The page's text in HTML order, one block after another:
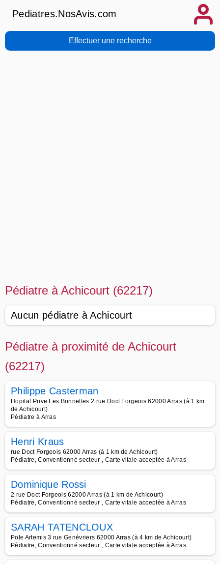
Pediatres.NosAvis.com
Effectuer une recherche
Pédiatre à Achicourt (62217)
Aucun pédiatre à Achicourt
Pédiatre à proximité de Achicourt
(62217)
Philippe Casterman
Hopital Prive Les Bonnettes 2 rue Doct Forgeois 62000 Arras (à 1 km
de Achicourt)
Pédiatre à Arras
Henri Kraus
rue Doct Forgeois 62000 Arras (à 1 km de Achicourt)
Pédiatre, Conventionné secteur , Carte vitale acceptée à Arras
Dominique Rossi
2 rue Doct Forgeois 62000 Arras (à 1 km de Achicourt)
Pédiatre, Conventionné secteur , Carte vitale acceptée à Arras
SARAH TATENCLOUX
Pole Artemis 3 rue Genévriers 62000 Arras (à 4 km de Achicourt)
Pédiatre, Conventionné secteur , Carte vitale acceptée à Arras